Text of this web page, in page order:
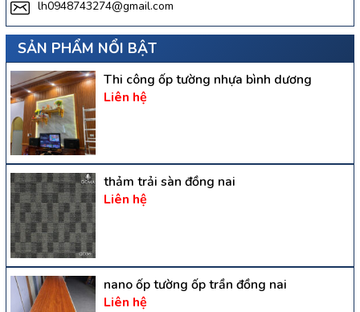
lh0948743274@gmail.com
SẢN PHẨM NỔI BẬT
Thi công ốp tường nhựa bình dương
Liên hệ
thảm trải sàn đồng nai
Liên hệ
nano ốp tường ốp trần đồng nai
Liên hệ